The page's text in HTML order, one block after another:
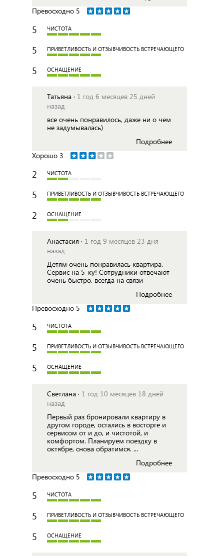
Превосходно 5
5 ЧИСТОТА
5 ПРИВЕТЛИВОСТЬ И ОТЗЫВЧИВОСТЬ ВСТРЕЧАЮЩЕГО
5 ОСНАЩЕНИЕ
Татьяна · 1 год 6 месяцев 25 дней
назад
все очень понравилось, даже ни о чем
не задумывалась)
Подробнее
Хорошо 3
2 ЧИСТОТА
5 ПРИВЕТЛИВОСТЬ И ОТЗЫВЧИВОСТЬ ВСТРЕЧАЮЩЕГО
2 ОСНАЩЕНИЕ
Анастасия · 1 год 9 месяцев 23 дня
назад
Детям очень понравилась квартира.
Сервис на 5-ку! Сотрудники отвечают
очень быстро, всегда на связи
Подробнее
Превосходно 5
5 ЧИСТОТА
5 ПРИВЕТЛИВОСТЬ И ОТЗЫВЧИВОСТЬ ВСТРЕЧАЮЩЕГО
5 ОСНАЩЕНИЕ
Светлана · 1 год 10 месяцев 18 дней
назад
Первый раз бронировали квартиру в
другом городе, остались в восторге и
сервисом от и до, и чистотой, и
комфортом. Планируем поездку в
октябре, снова обратимся. ...
Подробнее
Превосходно 5
5 ЧИСТОТА
5 ПРИВЕТЛИВОСТЬ И ОТЗЫВЧИВОСТЬ ВСТРЕЧАЮЩЕГО
5 ОСНАЩЕНИЕ